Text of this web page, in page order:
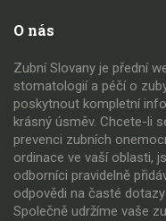
O nás
Zubní Slovany je přední
stomatologií a péčí o
poskytnout kompletní
krásný úsměv. Chcete-li
prevenci zubních
ordinace ve vaší oblasti,
odborníci pravidelně
odpovědi na časté
Společně udržíme vaše